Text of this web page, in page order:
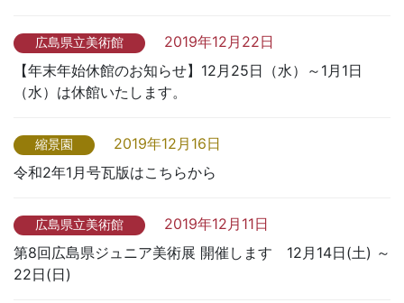
広島県立美術館
2019年12月22日
【年末年始休館のお知らせ】12月25日（水）～1月1日
（水）は休館いたします。
縮景園
2019年12月16日
令和2年1月号瓦版はこちらから
広島県立美術館
2019年12月11日
第8回広島県ジュニア美術展 開催します 12月14日(土) ～
22日(日)